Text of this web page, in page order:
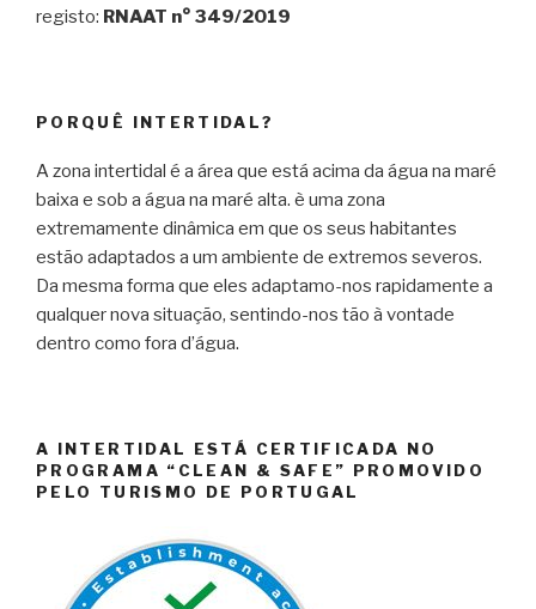
registo: RNAAT n° 349/2019
PORQUÊ INTERTIDAL?
A zona intertidal é a área que está acima da água na maré
baixa e sob a água na maré alta. è uma zona
extremamente dinâmica em que os seus habitantes
estão adaptados a um ambiente de extremos severos.
Da mesma forma que eles adaptamo-nos rapidamente a
qualquer nova situação, sentindo-nos tão à vontade
dentro como fora d’água.
A INTERTIDAL ESTÁ CERTIFICADA NO
PROGRAMA “CLEAN & SAFE” PROMOVIDO
PELO TURISMO DE PORTUGAL